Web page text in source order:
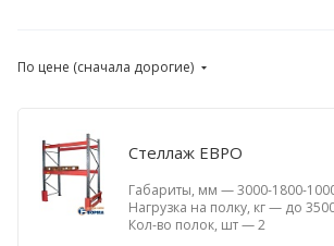
По цене (сначала дорогие)
Стеллаж ЕВРО
Габариты, мм —3000-1800-
Нагрузка на полку, кг— до
Кол-во полок, шт—2